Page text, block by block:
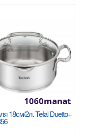
18см/2л. Tefal Duetto+
1060manat